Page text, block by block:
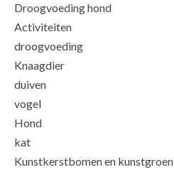
Droogvoeding hond
Activiteiten
droogvoeding
Knaagdier
duiven
vogel
Hond
kat
Kunstkerstbomen en kunstgroen